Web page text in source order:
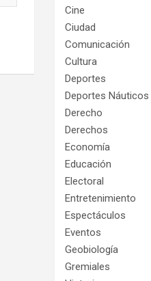
Cine
Ciudad
Comunicación
Cultura
Deportes
Deportes Náuticos
Derecho
Derechos
Economía
Educación
Electoral
Entretenimiento
Espectáculos
Eventos
Geobiología
Gremiales